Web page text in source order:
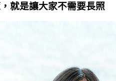
就是讓大家不需要長照